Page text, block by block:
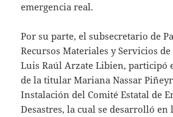
emergencia real.
Por su parte, el subsecretario de
Recursos Materiales y Servicios
Luis Raúl Arzate Libien, participó
de la titular Mariana Nassar
Instalación del Comité Estatal de
Desastres, la cual se desarrolló en